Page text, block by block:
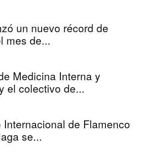
un nuevo récord de
mes de...
Medicina Interna y
el colectivo de...
de Flamenco
se...